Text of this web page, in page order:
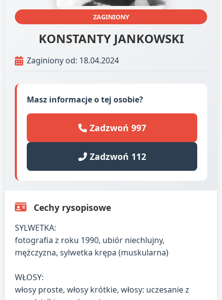
ZAGINIONY
KONSTANTY JANKOWSKI
Zaginiony od: 18.04.2024
Masz informacje o tej osobie?
Zadzwoń 997
Zadzwoń 112
Cechy rysopisowe
SYLWETKA:
fotografia z roku 1990, ubiór niechlujny,
mężczyzna, sylwetka krępa (muskularna)
WŁOSY:
włosy proste, włosy krótkie, włosy: uczesanie z